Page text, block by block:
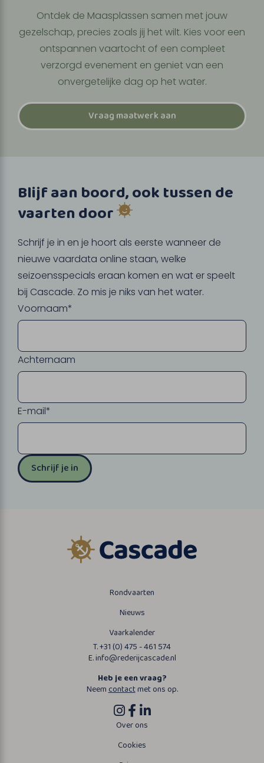
Ontdek de Maasplassen samen met jouw
gezelschap, precies zoals jij het wilt. Kies voor een
ontspannen vaartocht of een compleet
verzorgd evenement en geniet van een
onvergetelijke dag op het water.
Vraag maatwerk aan
Blijf aan boord, ook tussen de
vaarten door
Schrijf je in en je hoort als eerste wanneer de
nieuwe vaardata online staan, welke
seizoensspecials eraan komen en wat er speelt
bij Cascade. Zo mis je niks van het water.
Voornaam*
Achternaam
E-mail*
Schrijf je in
Rondvaarten
Nieuws
Vaarkalender
T. +31 (0) 475 - 461 574
E. info@rederijcascade.nl
Heb je een vraag?
Neemcontactmet ons op.
Over ons
Cookies